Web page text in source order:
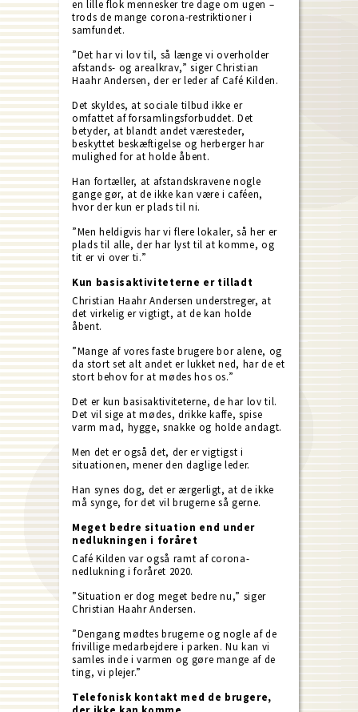
en lille flok mennesker tre dage om ugen –
trods de mange corona-restriktioner i
samfundet.
”Det har vi lov til, så længe vi overholder
afstands- og arealkrav,” siger Christian
Haahr Andersen, der er leder af Café Kilden.
Det skyldes, at sociale tilbud ikke er
omfattet af forsamlingsforbuddet. Det
betyder, at blandt andet væresteder,
beskyttet beskæftigelse og herberger har
mulighed for at holde åbent.
Han fortæller, at afstandskravene nogle
gange gør, at de ikke kan være i caféen,
hvor der kun er plads til ni.
”Men heldigvis har vi flere lokaler, så her er
plads til alle, der har lyst til at komme, og
tit er vi over ti.”
Kun basisaktiviteterne er tilladt
Christian Haahr Andersen understreger, at
det virkelig er vigtigt, at de kan holde
åbent.
”Mange af vores faste brugere bor alene, og
da stort set alt andet er lukket ned, har de et
stort behov for at mødes hos os.”
Det er kun basisaktiviteterne, de har lov til.
Det vil sige at mødes, drikke kaffe, spise
varm mad, hygge, snakke og holde andagt.
Men det er også det, der er vigtigst i
situationen, mener den daglige leder.
Han synes dog, det er ærgerligt, at de ikke
må synge, for det vil brugerne så gerne.
Meget bedre situation end under
nedlukningen i foråret
Café Kilden var også ramt af corona-
nedlukning i foråret 2020.
”Situation er dog meget bedre nu,” siger
Christian Haahr Andersen.
”Dengang mødtes brugerne og nogle af de
frivillige medarbejdere i parken. Nu kan vi
samles inde i varmen og gøre mange af de
ting, vi plejer.”
Telefonisk kontakt med de brugere,